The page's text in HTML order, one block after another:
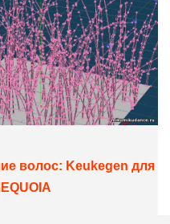
волос: Keukegen​​​​​​​ для